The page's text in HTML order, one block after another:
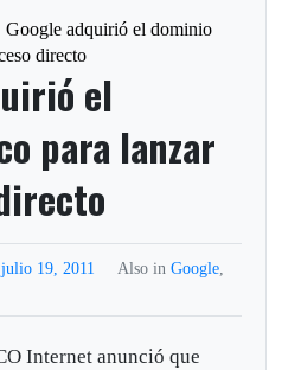
Google adquirió el dominio
directo
el
para lanzar
julio 19, 2011 Also in Google,
Internet anunció que